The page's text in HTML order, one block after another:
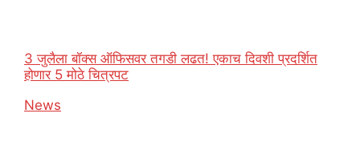
3 जुलैला बॉक्स ऑफिसवर तगडी लढत! एकाच दिवशी प्रदर्शित
होणार 5 मोठे चित्रपट
In relation to
News